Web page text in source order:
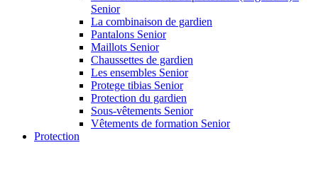
Senior
La combinaison de gardien
Pantalons Senior
Maillots Senior
Chaussettes de gardien
Les ensembles Senior
Protege tibias Senior
Protection du gardien
Sous-vêtements Senior
Vêtements de formation Senior
Protection